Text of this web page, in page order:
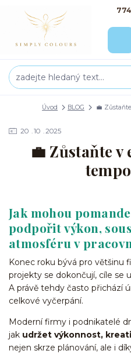
Úvod BLOG 💼
20 10 2025
💼 Zůstaňte
Jak mohou
podpořit výkon,
atmosféru v
Konec roku bývá pro většinu
projekty se dokončují, cíle se
A právě tehdy často přichází
celkové vyčerpání.
Moderní firmy i podnikatelé
jak udržet výkonnost,
nejen skrze plánování, ale i